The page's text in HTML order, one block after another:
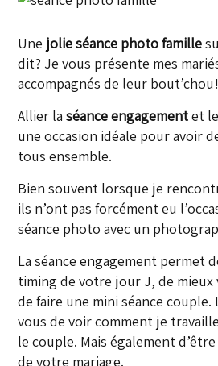
Une jolie séance photo famille
dit? Je vous présente mes
accompagnés de leur bout’chou!
Allier laséance engagementet
une occasion idéale pour avoir
tous ensemble.
Bien souvent lorsque je
ils n’ont pas forcément eu
séance photo avec un
La séance engagement permet
timing de votre jour J, de
de faire une mini séance couple.
vous de voir comment je
le couple. Mais également
de votre mariage.